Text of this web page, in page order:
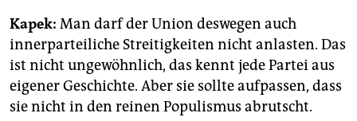
Kapek: Man darf der Union deswegen auch
innerparteiliche Streitigkeiten nicht anlasten. Das
ist nicht ungewöhnlich, das kennt jede Partei aus
eigener Geschichte. Aber sie sollte aufpassen, dass
sie nicht in den reinen Populismus abrutscht.